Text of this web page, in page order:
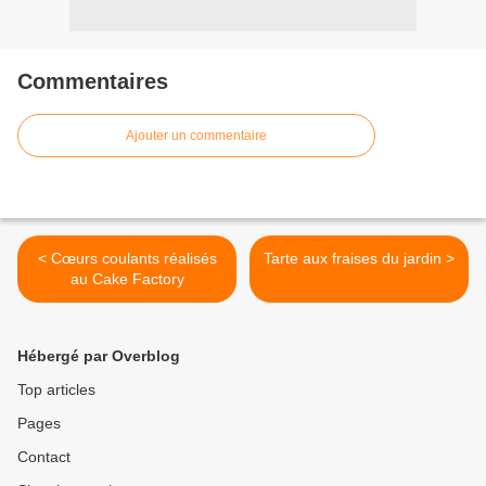
Commentaires
Ajouter un commentaire
< Cœurs coulants réalisés
au Cake Factory
Tarte aux fraises du jardin >
Hébergé par Overblog
Top articles
Pages
Contact